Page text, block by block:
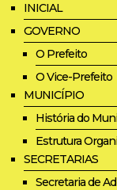
INICIAL
GOVERNO
O Prefeito
O Vice-Prefeito
MUNICÍPIO
História do
Estrutura
SECRETARIAS
Secretaria de